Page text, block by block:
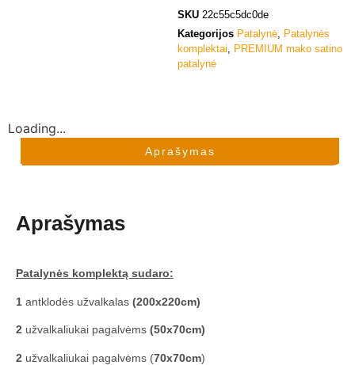
SKU 22c55c5dc0de
Kategorijos Patalynė, Patalynės
komplektai, PREMIUM mako satino
patalynė
Loading...
Aprašymas
Aprašymas
Patalynės komplektą sudaro:
1 antklodės užvalkalas (200x220cm)
2 užvalkaliukai pagalvėms (50x70cm)
2 užvalkaliukai pagalvėms (70x70cm)